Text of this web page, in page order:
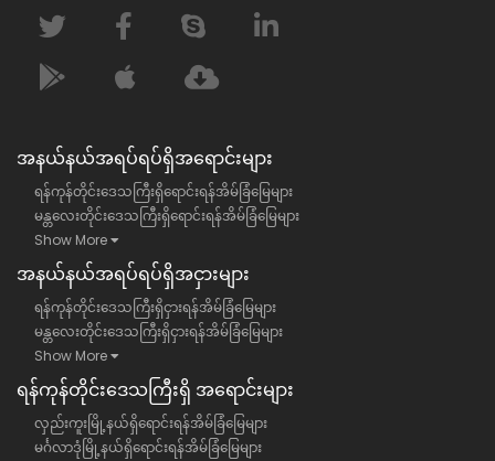
အနယ်နယ်အရပ်ရပ်ရှိအရောင်းများ
ရန်ကုန်တိုင်းဒေသကြီးရှိရောင်းရန်အိမ်ခြံမြေများ
မန္တလေးတိုင်းဒေသကြီးရှိရောင်းရန်အိမ်ခြံမြေများ
Show More
အနယ်နယ်အရပ်ရပ်ရှိအငှားများ
ရန်ကုန်တိုင်းဒေသကြီးရှိငှားရန်အိမ်ခြံမြေများ
မန္တလေးတိုင်းဒေသကြီးရှိငှားရန်အိမ်ခြံမြေများ
Show More
ရန်​ကုန်တိုင်းဒေသကြီး​ရှိ အရောင်းများ
လှည်းကူးမြို့နယ်ရှိရောင်းရန်အိမ်ခြံမြေများ
မင်္ဂလာဒုံမြို့နယ်ရှိရောင်းရန်အိမ်ခြံမြေများ